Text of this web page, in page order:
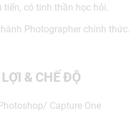
tiến, có tinh thần học hỏi.
Photographer chính thức.
& CHẾ ĐỘ
Capture One